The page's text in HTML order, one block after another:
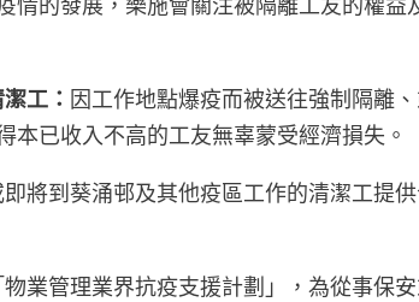
情的發展，樂施會關注被隔離工友的權
工： 因工作地點爆疫而被送往強制隔離
本已收入不高的工友無辜蒙受經濟損失。
即將到葵涌邨及其他疫區工作的清潔工提
物業管理業界抗疫支援計劃」，為從事保